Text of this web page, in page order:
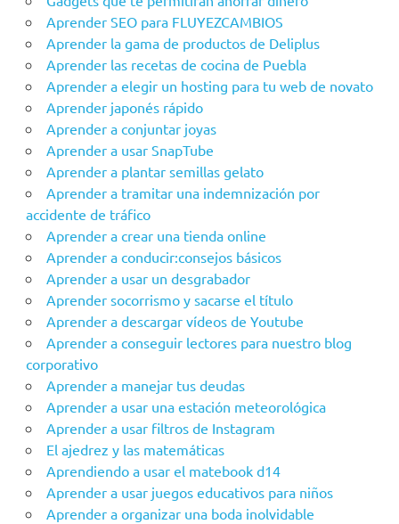
Aprender SEO para FLUYEZCAMBIOS
Aprender la gama de productos de Deliplus
Aprender las recetas de cocina de Puebla
Aprender a elegir un hosting para tu web de novato
Aprender japonés rápido
Aprender a conjuntar joyas
Aprender a usar SnapTube
Aprender a plantar semillas gelato
Aprender a tramitar una indemnización por
accidente de tráfico
Aprender a crear una tienda online
Aprender a conducir:consejos básicos
Aprender a usar un desgrabador
Aprender socorrismo y sacarse el título
Aprender a descargar vídeos de Youtube
Aprender a conseguir lectores para nuestro blog
corporativo
Aprender a manejar tus deudas
Aprender a usar una estación meteorológica
Aprender a usar filtros de Instagram
El ajedrez y las matemáticas
Aprendiendo a usar el matebook d14
Aprender a usar juegos educativos para niños
Aprender a organizar una boda inolvidable